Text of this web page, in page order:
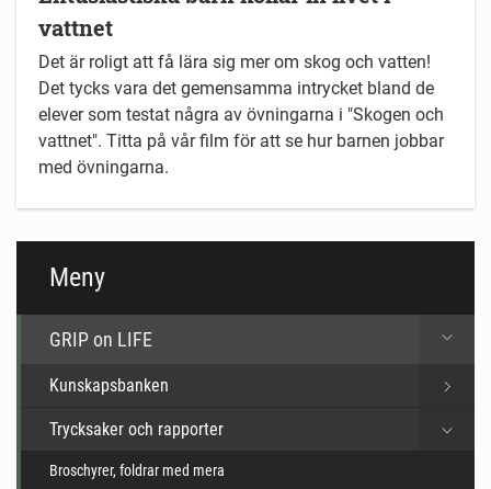
vattnet
Det är roligt att få lära sig mer om skog och vatten!
Det tycks vara det gemensamma intrycket bland de
elever som testat några av övningarna i "Skogen och
vattnet". Titta på vår film för att se hur barnen jobbar
med övningarna.
Meny
GRIP on LIFE
Kunskapsbanken
Trycksaker och rapporter
Broschyrer, foldrar med mera